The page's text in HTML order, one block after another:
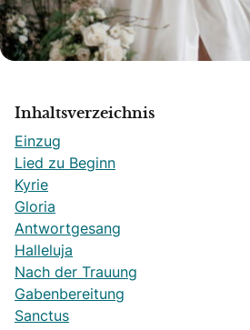
Inhaltsverzeichnis
Einzug
Lied zu Beginn
Kyrie
Gloria
Antwortgesang
Halleluja
Nach der Trauung
Gabenbereitung
Sanctus